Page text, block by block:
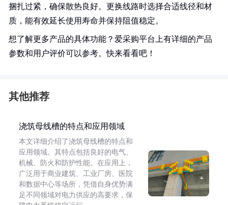
捆扎过紧，确保散热良好。更换线路时选择合适线径和材
质，能有效延长使用寿命并保持阻值稳定。
想了解更多产品的具体功能？爱采购平台上有详细的产品
参数和用户评价可以参考。快来看看吧！
其他推荐
浇筑母线槽的特点和应用领域
本文详细介绍了浇筑母线槽的特点和
应用领域。其特点包括良好的电气、
机械、防火和防护性能。在应用上，
广泛用于商业建筑、工业厂房、医院
和数据中心等场所，凭借自身优势满
足不同领域对电力供应的高要求，保